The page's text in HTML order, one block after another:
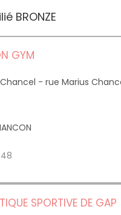
BRONZE
GYM
- rue Marius
SPORTIVE DE GAP